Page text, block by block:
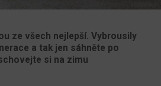
ze všech nejlepší. Vybrousily
a tak jen sáhněte po
si na zimu